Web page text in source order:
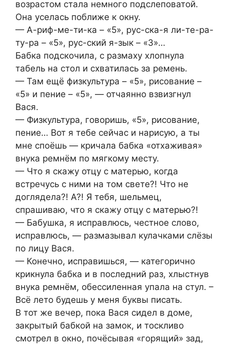
возрастом стала немного подслеповатой.
Она уселась поближе к окну.
— А-риф-ме-ти-ка – «5», рус-ска-я ли-те-ра-
ту-ра – «5», рус-ский я-зык – «3»…
Бабка подскочила, с размаху хлопнула
табель на стол и схватилась за ремень.
— Там ещё физкультура – «5», рисование –
«5» и пение – «5», — отчаянно взвизгнул
Вася.
— Физкультура, говоришь, «5», рисование,
пение… Вот я тебе сейчас и нарисую, а ты
мне споёшь — кричала бабка «отхаживая»
внука ремнём по мягкому месту.
— Что я скажу отцу с матерью, когда
встречусь с ними на том свете?! Что не
доглядела?! А?! Я тебя, шельмец,
спрашиваю, что я скажу отцу с матерью?!
— Бабушка, я исправлюсь, честное слово,
исправлюсь, — размазывал кулачками слёзы
по лицу Вася.
— Конечно, исправишься, — категорично
крикнула бабка и в последний раз, хлыстнув
внука ремнём, обессиленная упала на стул. –
Всё лето будешь у меня буквы писать.
В тот же вечер, пока Вася сидел в доме,
закрытый бабкой на замок, и тоскливо
смотрел в окно, почёсывая «горящий» зад,